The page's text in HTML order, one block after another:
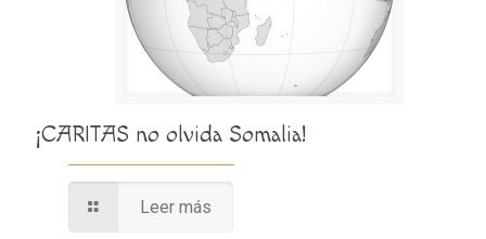
¡CARITAS no olvida Somalia!
Leer más